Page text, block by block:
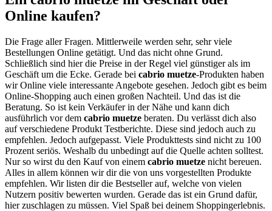
Online kaufen?
Die Frage aller Fragen. Mittlerweile werden sehr, sehr viele
Bestellungen Online getätigt. Und das nicht ohne Grund.
Schließlich sind hier die Preise in der Regel viel günstiger als im
Geschäft um die Ecke. Gerade bei cabrio muetze-Produkten haben
wir Online viele interessante Angebote gesehen. Jedoch gibt es beim
Online-Shopping auch einen großen Nachteil. Und das ist die
Beratung. So ist kein Verkäufer in der Nähe und kann dich
ausführlich vor dem cabrio muetze beraten. Du verlässt dich also
auf verschiedene Produkt Testberichte. Diese sind jedoch auch zu
empfehlen. Jedoch aufgepasst. Viele Produkttests sind nicht zu 100
Prozent seriös. Weshalb du unbedingt auf die Quelle achten solltest.
Nur so wirst du den Kauf von einem cabrio muetze nicht bereuen.
Alles in allem können wir dir die von uns vorgestellten Produkte
empfehlen. Wir listen dir die Bestseller auf, welche von vielen
Nutzern positiv bewerten wurden. Gerade das ist ein Grund dafür,
hier zuschlagen zu müssen. Viel Spaß bei deinem Shoppingerlebnis.